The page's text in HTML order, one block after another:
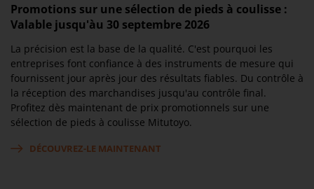
Promotions sur une sélection de pieds à coulisse :
Valable jusqu'àu 30 septembre 2026
La précision est la base de la qualité. C'est pourquoi les
entreprises font confiance à des instruments de mesure qui
fournissent jour après jour des résultats fiables. Du contrôle à
la réception des marchandises jusqu'au contrôle final.
Profitez dès maintenant de prix promotionnels sur une
sélection de pieds à coulisse Mitutoyo.
DÉCOUVREZ-LE MAINTENANT